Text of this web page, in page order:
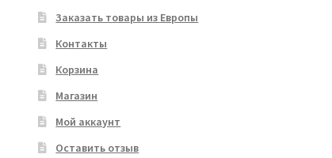
Заказать товары из Европы
Контакты
Корзина
Магазин
Мой аккаунт
Оставить отзыв